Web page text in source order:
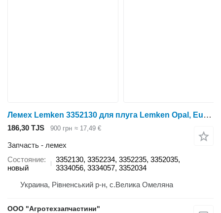
Лемех Lemken 3352130 для плуга Lemken Opal, Europal, Variopal, Juwel, Diamant
186,30 TJS 900 грн ≈ 17,49 €
Запчасть - лемех
Состояние
новый
3352130, 3352234, 3352235, 3352035,
3334056, 3334057, 3352034
Украина, Рівненський р-н, с.Велика Омеляна
ООО "Агротехзапчастини"